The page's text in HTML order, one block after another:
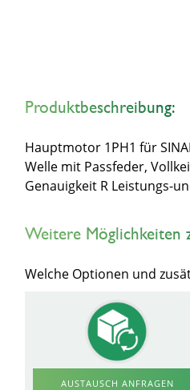
Produktbeschreibung:
Hauptmotor 1PH1 für
Welle mit Passfeder,
Genauigkeit R Leistungs-
Weitere Möglichkeiten
Welche Optionen und
AUSTAUSCH ANFRAGEN